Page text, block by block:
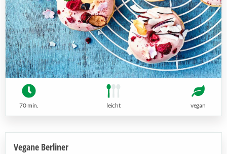
70 min. leicht vegan
Vegane Berliner